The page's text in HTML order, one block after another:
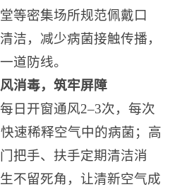
等密集场所规范佩戴口
洁，减少病菌接触传播，
道防线。
消毒，筑牢屏障
日开窗通风2–3次，每次
速稀释空气中的病菌；高
把手、扶手定期清洁消
不留死角，让清新空气成